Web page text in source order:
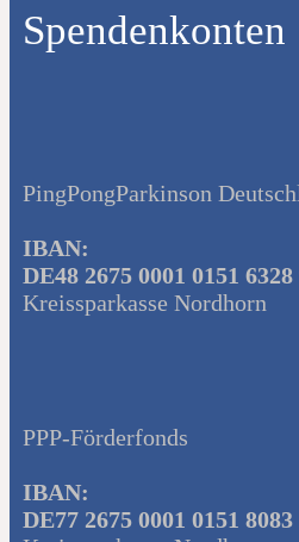
Spendenkonten
PingPongParkinson
IBAN:
DE48 2675 0001 0151 6328
Kreissparkasse Nordhorn
PPP-Förderfonds
IBAN:
DE77 2675 0001 0151 8083